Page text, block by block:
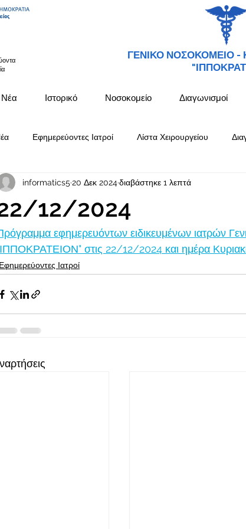
ΓΕΝΙΚΟ ΝΟΣΟΚΟΜΕΙΟ -
Νέα Ιστορικό Νοσοκομείο Διαγωνισμοί
Εφημερεύοντες Ιατροί Λίστα Χειρουργείου
Θέσεων
12/2024
informatics5 20 Δεκ 2024διαβάστηκε 1 λεπτά
εφημερευόντων ειδικευμένων ιατρών
στις 22/12/2024 και ημέρα
Εφημερεύοντες Ιατροί